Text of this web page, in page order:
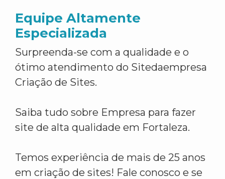
Equipe Altamente
Especializada
Surpreenda-se com a qualidade e o
ótimo atendimento do Sitedaempresa
Criação de Sites.
Saiba tudo sobre Empresa para fazer
site de alta qualidade em Fortaleza.
Temos experiência de mais de 25 anos
em criação de sites! Fale conosco e se